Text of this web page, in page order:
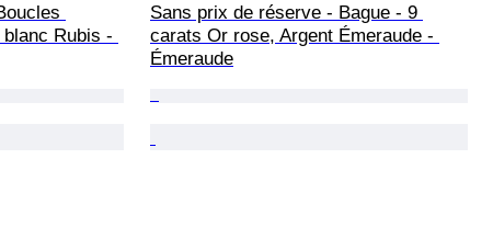
Rubis -
Sans prix de réserve - Bague - 9
carats Or rose, Argent Émeraude -
Émeraude